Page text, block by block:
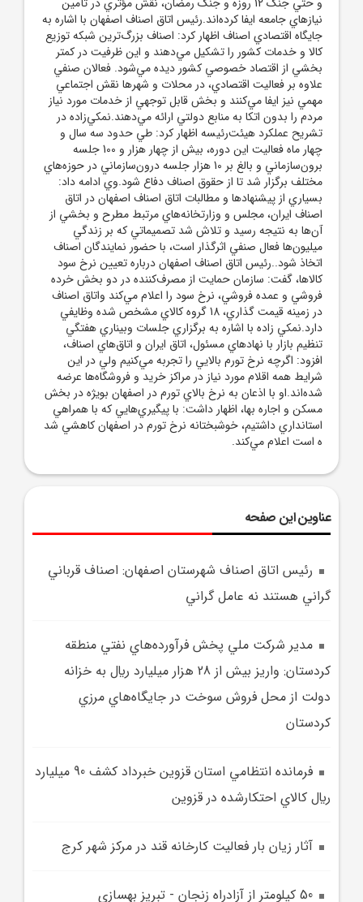
نيازهاي جامعه ايفا کرده‌اند.رئيس اتاق اصناف اصفهان با اشاره به
جايگاه اقتصادي اصناف اظهار کرد: اصناف بزرگ‌ترين شبکه توزيع
کالا و خدمات کشور را تشکيل مي‌دهند و اين ظرفيت در کمتر
بخشي از اقتصاد خصوصي کشور ديده مي‌شود. فعالان صنفي
علاوه بر فعاليت اقتصادي، در محلات و شهرها نقش اجتماعي
مهمي نيز ايفا مي‌کنند و بخش قابل توجهي از خدمات مورد نياز
مردم را بدون اتکا به منابع دولتي ارائه مي‌دهند.نمکي‌زاده در
تشريح عملکرد هيئت‌رئيسه اظهار کرد: طي حدود سه سال و
چهار ماه فعاليت اين دوره، بيش از چهار هزار و 100 جلسه
برون‌سازماني و بالغ بر 10 هزار جلسه درون‌سازماني در حوزه‌هاي
مختلف برگزار شد تا از حقوق اصناف دفاع شود.وي ادامه داد:
بسياري از پيشنهادها و مطالبات اتاق اصناف اصفهان در اتاق
اصناف ايران، مجلس و وزارتخانه‌هاي مرتبط مطرح و بخشي از
آن‌ها به نتيجه رسيد و تلاش شد تصميماتي که بر زندگي
ميليون‌ها فعال صنفي اثرگذار است، با حضور نمايندگان اصناف
اتخاذ شود..رئيس اتاق اصناف اصفهان درباره تعيين نرخ سود
کالاها، گفت: سازمان حمايت از مصرف‌کننده در دو بخش خرده
فروشي و عمده فروشي، نرخ سود را اعلام مي‌کند واتاق اصناف
در زمينه قيمت گذاري، 18 گروه کالاي مشخص شده وظايفي
دارد.نمکي زاده با اشاره به برگزاري جلسات وبيناري هفتگي
تنظيم بازار با نهادهاي مسئول، اتاق ايران و اتاق‌هاي اصناف،
افزود: اگرچه نرخ تورم بالايي را تجربه مي‌کنيم ولي در اين
شرايط همه اقلام مورد نياز در مراکز خريد و فروشگاه‌ها عرضه
شده‌اند.او با اذعان به نرخ بالاي تورم در اصفهان بويژه در بخش
مسکن و اجاره بها، اظهار داشت: با پيگيري‌هايي که با همراهي
استانداري داشتيم، خوشبختانه نرخ تورم در اصفهان کاهشي شد
ه است اعلام مي‌کند.
عناوین این صفحه
رئيس اتاق اصناف شهرستان اصفهان: اصناف قرباني
گراني هستند نه عامل گراني
مدير شرکت ملي پخش فرآورده‌هاي نفتي منطقه
کردستان: واريز بيش از 28 هزار ميليارد ريال به خزانه
دولت از محل فروش سوخت در جايگاه‌هاي مرزي
کردستان
فرمانده انتظامي استان قزوين خبرداد کشف 90 ميليارد
ريال کالاي احتکارشده در قزوين
آثار زيان بار فعاليت کارخانه قند در مرکز شهر کرج
50 کيلومتر از آزادراه زنجان - تبريز بهسازي